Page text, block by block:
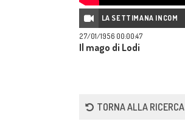
LA SETTIMANA INCOM
27/01/1956 00:00:47
Il mago di Lodi
TORNA ALLA RICERCA